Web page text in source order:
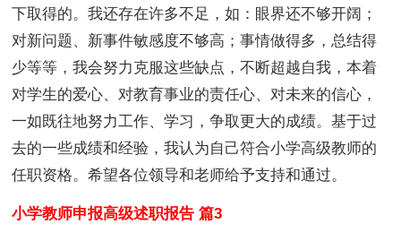
下取得的。我还存在许多不足，如：眼界还不够开阔；
对新问题、新事件敏感度不够高；事情做得多，总结得
少等等，我会努力克服这些缺点，不断超越自我，本着
对学生的爱心、对教育事业的责任心、对未来的信心，
一如既往地努力工作、学习，争取更大的成绩。基于过
去的一些成绩和经验，我认为自己符合小学高级教师的
任职资格。希望各位领导和老师给予支持和通过。
小学教师申报高级述职报告 篇3